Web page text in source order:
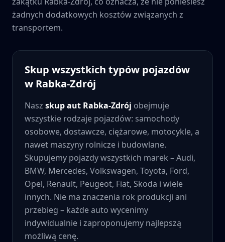
żadnych dodatkowych kosztów związanych z
transportem.
Skup wszystkich typów pojazdów
w Rabka-Zdrój
Nasz skup aut Rabka-Zdrój obejmuje
wszystkie rodzaje pojazdów: samochody
osobowe, dostawcze, ciężarowe, motocykle, a
nawet maszyny rolnicze i budowlane.
Skupujemy pojazdy wszystkich marek – Audi,
BMW, Mercedes, Volkswagen, Toyota, Ford,
Opel, Renault, Peugeot, Fiat, Skoda i wiele
innych. Nie ma znaczenia rok produkcji ani
przebieg – każde auto wycenimy
indywidualnie i zaproponujemy najlepszą
możliwą cenę.